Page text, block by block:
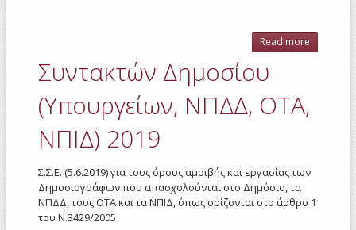
Read more
Συντακτών Δημοσίου
(Υπουργείων, ΝΠΔΔ, ΟΤΑ,
ΝΠΙΔ) 2019
Σ.Σ.Ε. (5.6.2019) για τους όρους αμοιβής και εργασίας των
Δημοσιογράφων που απασχολούνται στο Δημόσιο, τα
ΝΠΔΔ, τους ΟΤΑ και τα ΝΠΙΔ, όπως ορίζονται στο άρθρο 1
του Ν.3429/2005